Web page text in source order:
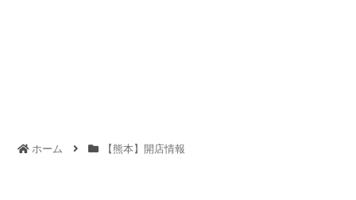
ホーム 【熊本】開店情報